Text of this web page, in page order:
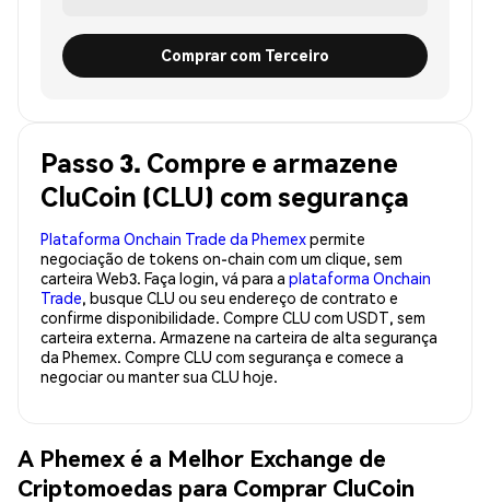
Comprar com Terceiro
Passo 3. Compre e armazene
CluCoin (CLU) com segurança
Plataforma Onchain Trade da Phemexpermite
negociação de tokens on-chain com um clique, sem
carteira Web3. Faça login, vá para a plataforma Onchain
Trade, busque CLU ou seu endereço de contrato e
confirme disponibilidade. Compre CLU com USDT, sem
carteira externa. Armazene na carteira de alta segurança
da Phemex. Compre CLU com segurança e comece a
negociar ou manter sua CLU hoje.
A Phemex é a Melhor Exchange de
Criptomoedas para Comprar CluCoin